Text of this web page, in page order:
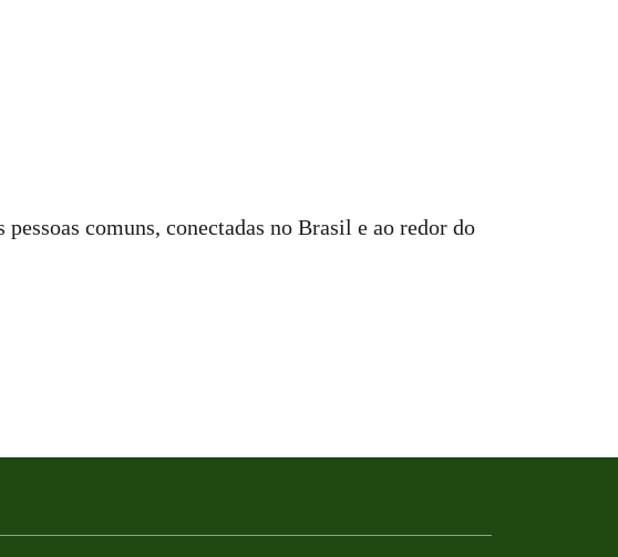
comuns, conectadas no Brasil e ao redor do